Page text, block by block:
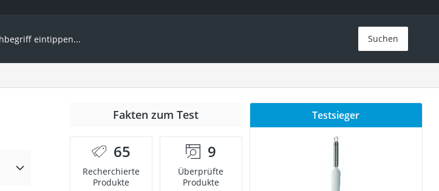
Suchen
Fakten zum Test
65
Recherchierte
Produkte
9
Überprüfte
Produkte
Testsieger